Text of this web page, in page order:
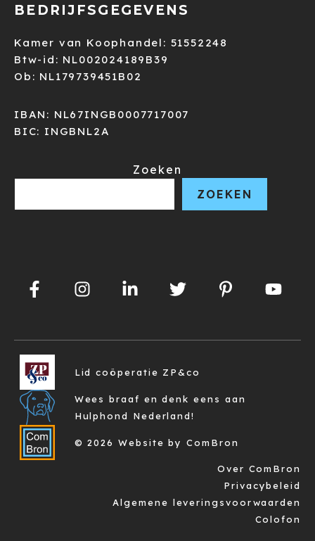
BEDRIJFSGEGEVENS
Kamer van Koophandel: 51552248
Btw-id: NL002024189B39
Ob: NL179739451B02
IBAN: NL67INGB0007717007
BIC: INGBNL2A
Zoeken
ZOEKEN
Lid coöperatie ZP&co
Wees braaf en denk eens aan
Hulphond Nederland!
© 2026 Website by ComBron
Over ComBron
Privacybeleid
Algemene leveringsvoorwaarden
Colofon